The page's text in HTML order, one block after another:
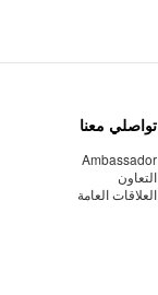
تواصلي معنا
Ambassador
التعاون
العلاقات العامة